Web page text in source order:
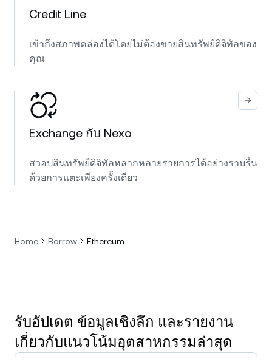
Credit Line
เข้าถึงสภาพคล่องได้โดยไม่ต้องขายสินทรัพย์ดิจิทัลของ
คุณ
Exchange กับ Nexo
สวอปสินทรัพย์ดิจิทัลหลากหลายรายการได้อย่างราบรื่น
ด้วยการแตะเพียงครั้งเดียว
Home Borrow Ethereum
รับอัปเดต ข้อมูลเชิงลึก และรายงาน
เกี่ยวกับแนวโน้มอุตสาหกรรมล่าสุด